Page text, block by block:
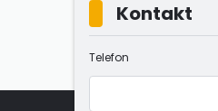
Kontakt
Telefon